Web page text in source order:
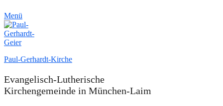
Menü
Paul-Gerhardt-Kirche
Evangelisch-Lutherische
Kirchengemeinde in München-Laim